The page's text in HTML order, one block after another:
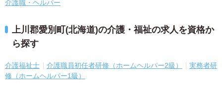
介護職・ヘルパー
上川郡愛別町(北海道)の介護・福祉の求人を資格か
ら探す
介護福祉士 介護職員初任者研修（ホームヘルパー2級）
実務者研
修（ホームヘルパー1級）